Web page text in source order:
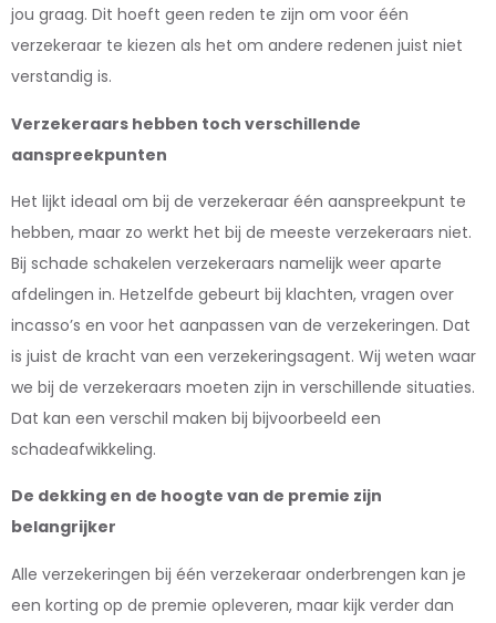
jou graag. Dit hoeft geen reden te zijn om voor één
verzekeraar te kiezen als het om andere redenen juist niet
verstandig is.
Verzekeraars hebben toch verschillende
aanspreekpunten
Het lijkt ideaal om bij de verzekeraar één aanspreekpunt te
hebben, maar zo werkt het bij de meeste verzekeraars niet.
Bij schade schakelen verzekeraars namelijk weer aparte
afdelingen in. Hetzelfde gebeurt bij klachten, vragen over
incasso’s en voor het aanpassen van de verzekeringen. Dat
is juist de kracht van een verzekeringsagent. Wij weten waar
we bij de verzekeraars moeten zijn in verschillende situaties.
Dat kan een verschil maken bij bijvoorbeeld een
schadeafwikkeling.
De dekking en de hoogte van de premie zijn
belangrijker
Alle verzekeringen bij één verzekeraar onderbrengen kan je
een korting op de premie opleveren, maar kijk verder dan